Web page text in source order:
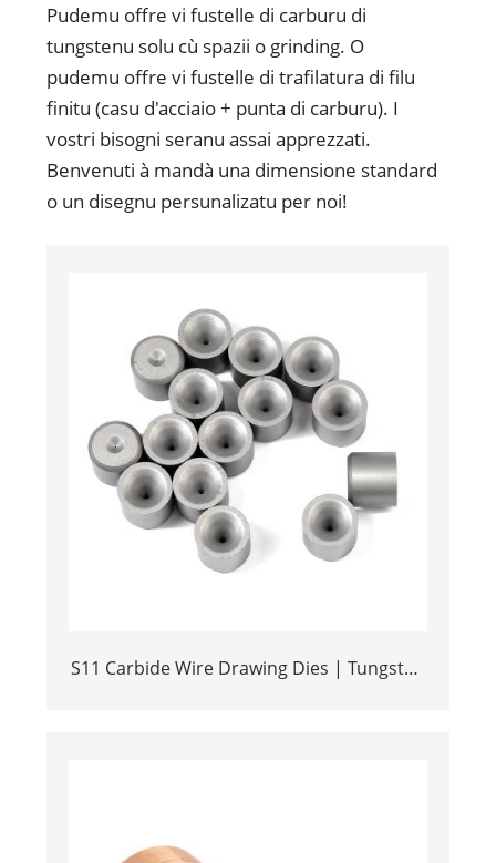
Pudemu offre vi fustelle di carburu di
tungstenu solu cù spazii o grinding. O
pudemu offre vi fustelle di trafilatura di filu
finitu (casu d'acciaio + punta di carburu). I
vostri bisogni seranu assai apprezzati.
Benvenuti à mandà una dimensione standard
o un disegnu persunalizatu per noi!
S11 Carbide Wire Drawing Dies | Tungsten